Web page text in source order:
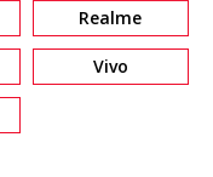
Realme
Vivo